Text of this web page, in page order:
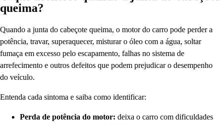
queima?
Quando a junta do cabeçote queima, o motor do carro pode perder a
potência, travar, superaquecer, misturar o óleo com a água, soltar
fumaça em excesso pelo escapamento, falhas no sistema de
arrefecimento e outros defeitos que podem prejudicar o desempenho
do veículo.
Entenda cada sintoma e saiba como identificar:
Perda de potência do motor: deixa o carro com dificuldades